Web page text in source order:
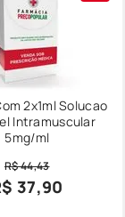
pode ser
2x1ml Solucao
Intramuscular
5mg/ml
R$ 44,43
37,90